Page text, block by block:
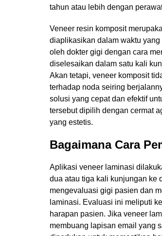
tahun atau lebih dengan
Veneer resin komposit
diaplikasikan dalam waktu
oleh dokter gigi dengan cara
diselesaikan dalam satu kali
Akan tetapi, veneer komposit
terhadap noda seiring
solusi yang cepat dan efektif
tersebut dipilih dengan cermat
yang estetis.
Bagaimana Cara
Aplikasi veneer laminasi
dua atau tiga kali kunjungan ke
mengevaluasi gigi pasien dan
laminasi. Evaluasi ini meliputi
harapan pasien. Jika veneer
membuang lapisan email yang